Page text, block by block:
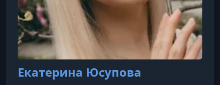
Екатерина Юсупова